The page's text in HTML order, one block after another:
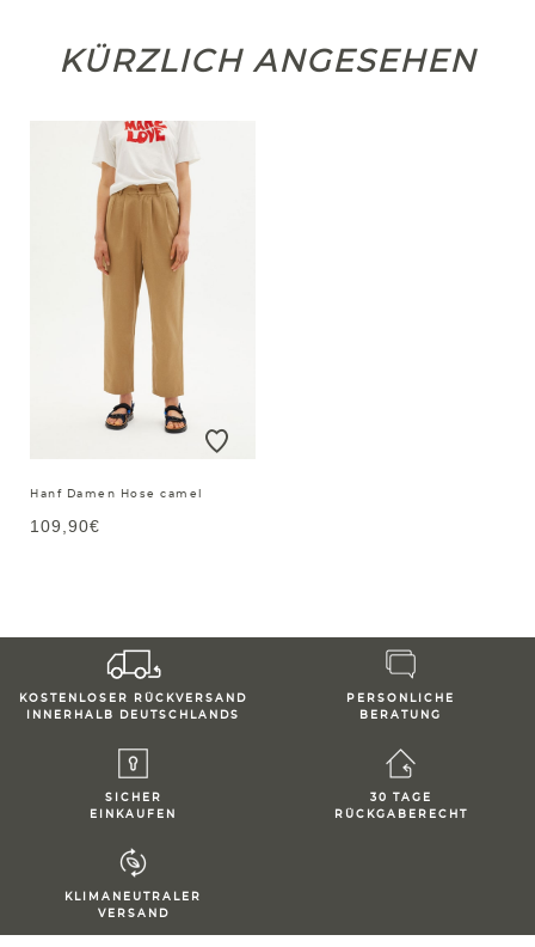
KÜRZLICH ANGESEHEN
Hanf Damen Hose camel
109,90€
KOSTENLOSER RÜCKVERSAND
INNERHALB DEUTSCHLANDS
PERSONLICHE
BERATUNG
SICHER
EINKAUFEN
30 TAGE
RÜCKGABERECHT
KLIMANEUTRALER
VERSAND